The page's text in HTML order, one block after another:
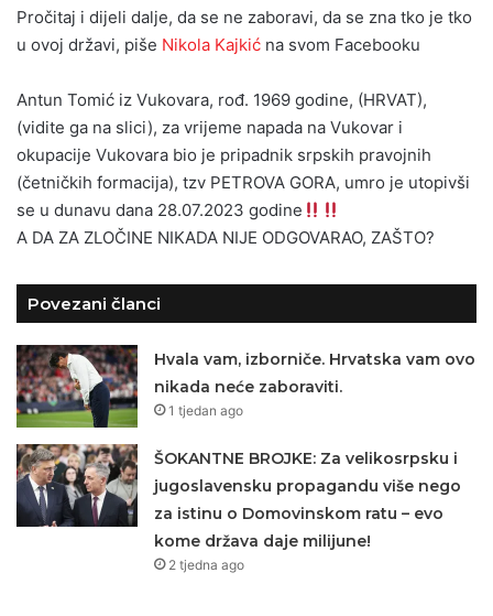
Pročitaj i dijeli dalje, da se ne zaboravi, da se zna tko je tko
u ovoj državi, piše Nikola Kajkić na svom Facebooku
Antun Tomić iz Vukovara, rođ. 1969 godine, (HRVAT),
(vidite ga na slici), za vrijeme napada na Vukovar i
okupacije Vukovara bio je pripadnik srpskih pravojnih
(četničkih formacija), tzv PETROVA GORA, umro je utopivši
se u dunavu dana 28.07.2023 godine
A DA ZA ZLOČINE NIKADA NIJE ODGOVARAO, ZAŠTO?
Povezani članci
Hvala vam, izborniče. Hrvatska vam ovo
nikada neće zaboraviti.
1 tjedan ago
ŠOKANTNE BROJKE: Za velikosrpsku i
jugoslavensku propagandu više nego
za istinu o Domovinskom ratu – evo
kome država daje milijune!
2 tjedna ago